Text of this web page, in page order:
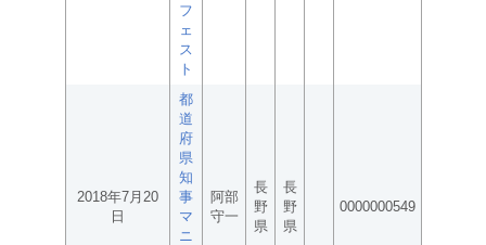
フ
ェ
ス
ト
2018年7月20
日
都
道
府
県
知
事
マ
ニ
阿部
守一
長
野
県
長
野
県
0000000549